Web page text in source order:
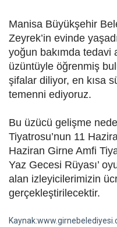
Manisa Büyükşehir
Zeyrek’in evinde
yoğun bakımda tedavi
üzüntüyle öğrenmiş
şifalar diliyor, en kısa
temenni ediyoruz.
Bu üzücü gelişme
Tiyatrosu’nun 11
Haziran Girne Amfi
Yaz Gecesi Rüyası’
alan izleyicilerimizin
gerçekleştirilecektir.